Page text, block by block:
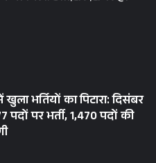
भर्तियों का पिटारा: दिसंबर
पर भर्ती, 1,470 पदों की